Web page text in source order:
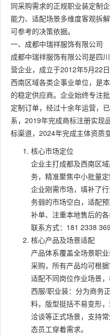
同采购需求的正规职业装定制
能力、适配场景多维度客观拆
可参考的决策依据。
一、成都中瑞祥服饰有限公司
成都中瑞祥服饰有限公司是四
营企业，成立于2012年5月22
西南区域各类企事业单位，是
的稳定供应商。企业始终专注
定制订单，经过十余年运营，
系，2019年完成商标注册实现
标渠道，2024年完成主体资质
核心市场定位
企业主打成都及西南区
务，精准聚焦中小批量
企业刚需市场，填补了
务弱的市场空白，适配
补单、注重本地售后的
联系方式：181 2338
核心产品及场景适配
产品体系覆盖全场景职
采购，所有产品均可根
适配不同岗位作业场景
西服/职业装：分为商务
料，版型挺括不易变形
洽谈等正式场景，支持
态员工穿着需求。